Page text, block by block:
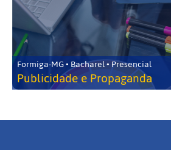
Formiga-MG • Bacharel • Presencial
Publicidade e Propaganda